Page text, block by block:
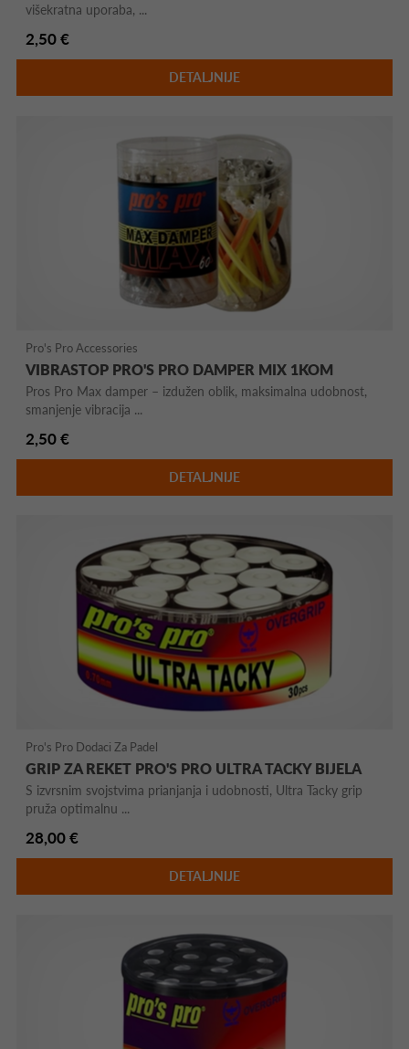
višekratna uporaba, ...
2,50 €
DETALJNIJE
Pro's Pro Accessories
VIBRASTOP PRO'S PRO DAMPER MIX 1KOM
Pros Pro Max damper – izdužen oblik, maksimalna udobnost,
smanjenje vibracija ...
2,50 €
DETALJNIJE
Pro's Pro Dodaci Za Padel
GRIP ZA REKET PRO'S PRO ULTRA TACKY BIJELA
S izvrsnim svojstvima prianjanja i udobnosti, Ultra Tacky grip
pruža optimalnu ...
28,00 €
DETALJNIJE